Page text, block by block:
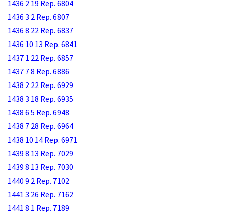
1436 2 19 Rep. 6804
1436 3 2 Rep. 6807
1436 8 22 Rep. 6837
1436 10 13 Rep. 6841
1437 1 22 Rep. 6857
1437 7 8 Rep. 6886
1438 2 22 Rep. 6929
1438 3 18 Rep. 6935
1438 6 5 Rep. 6948
1438 7 28 Rep. 6964
1438 10 14 Rep. 6971
1439 8 13 Rep. 7029
1439 8 13 Rep. 7030
1440 9 2 Rep. 7102
1441 3 26 Rep. 7162
1441 8 1 Rep. 7189